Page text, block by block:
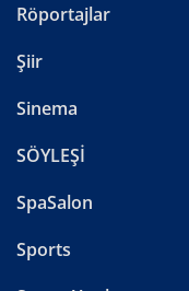
Röportajlar
Şiir
Sinema
SÖYLEŞİ
SpaSalon
Sports